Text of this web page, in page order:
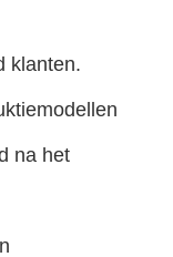
klanten.
na het